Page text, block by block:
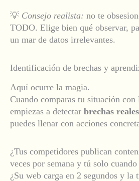
💡 Consejo realista: no te
TODO. Elige bien qué observar,
un mar de datos irrelevantes.
Identificación de brechas y
Aquí ocurre la magia.
Cuando comparas tu situación con
empiezas a detectar brechas reales
puedes llenar con acciones
¿Tus competidores publican
veces por semana y tú solo cuando
¿Su web carga en 2 segundos y la